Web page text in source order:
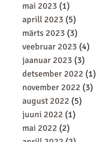
mai 2023 (1)
aprill 2023 (5)
märts 2023 (3)
veebruar 2023 (4)
jaanuar 2023 (3)
detsember 2022 (1)
november 2022 (3)
august 2022 (5)
juuni 2022 (1)
mai 2022 (2)